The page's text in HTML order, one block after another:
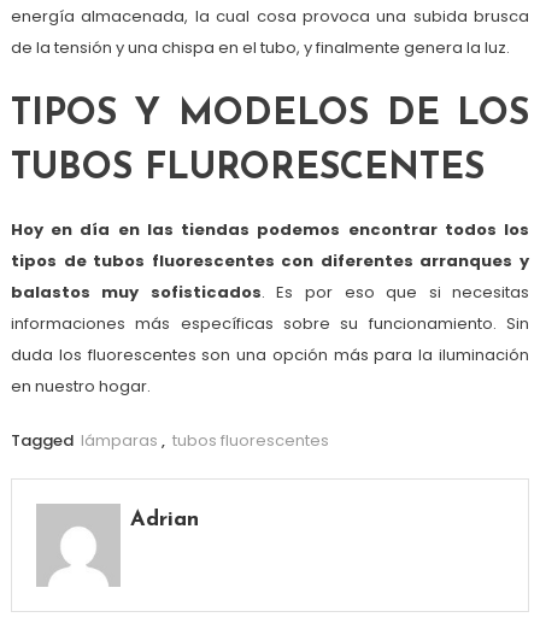
energía almacenada, la cual cosa provoca una subida brusca
de la tensión y una chispa en el tubo, y finalmente genera la luz.
TIPOS Y MODELOS DE LOS
TUBOS FLURORESCENTES
Hoy en día en las tiendas podemos encontrar todos los
tipos de tubos fluorescentes con diferentes arranques y
balastos muy sofisticados. Es por eso que si necesitas
informaciones más específicas sobre su funcionamiento. Sin
duda los fluorescentes son una opción más para la iluminación
en nuestro hogar.
Tagged lámparas , tubos fluorescentes
Adrian